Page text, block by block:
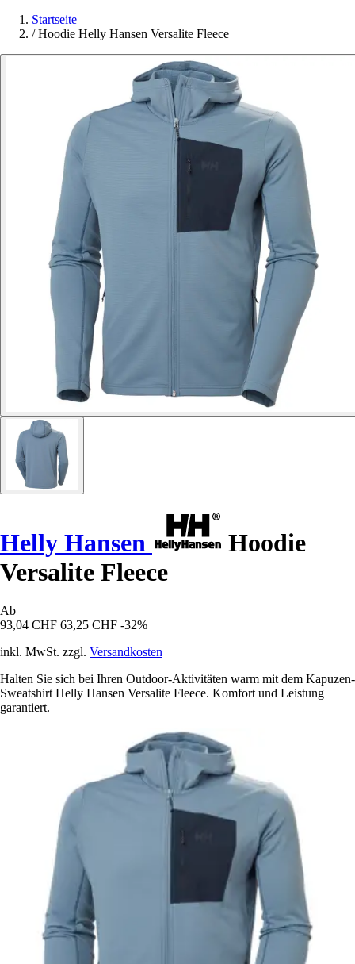
Startseite
/ Hoodie Helly Hansen Versalite Fleece
Helly Hansen
Hoodie
Versalite Fleece
Ab
93,04 CHF 63,25 CHF -32%
inkl. MwSt. zzgl. Versandkosten
Halten Sie sich bei Ihren Outdoor-Aktivitäten warm mit dem Kapuzen-
Sweatshirt Helly Hansen Versalite Fleece. Komfort und Leistung
garantiert.